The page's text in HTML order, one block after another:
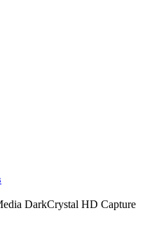
DarkCrystal HD Capture